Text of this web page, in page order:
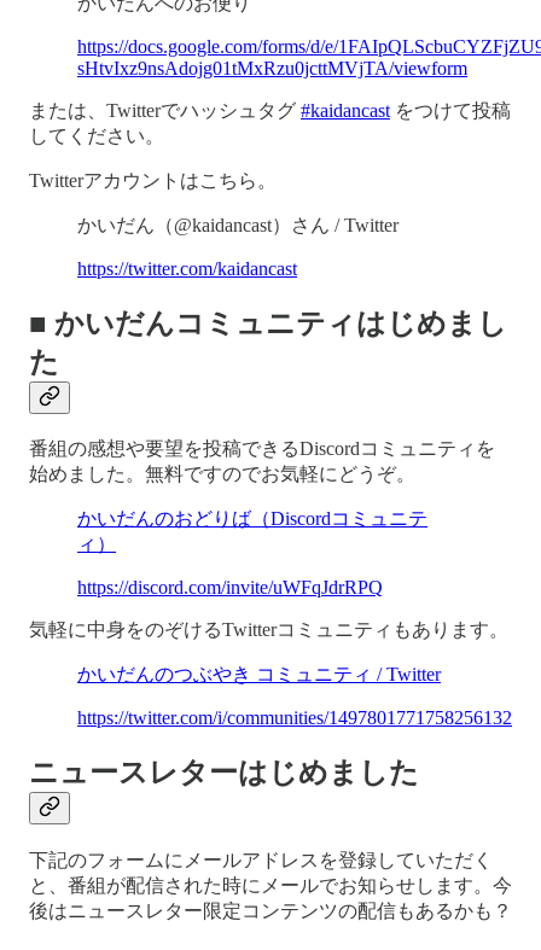
https://docs.google.com/forms/d/e/
sHtvIxz9nsAdojg01tMxRzu0jcttMVjTA/viewform
または、Twitterでハッシュタグ #kaidancast をつけて投稿
してください。
Twitterアカウントはこちら。
かいだん（@kaidancast）さん / Twitter
https://twitter.com/kaidancast
■ かいだんコミュニティはじめまし
た
番組の感想や要望を投稿できるDiscordコミュニティを
始めました。無料ですのでお気軽にどうぞ。
かいだんのおどりば（Discordコミュニテ
ィ）
https://discord.com/invite/uWFqJdrRPQ
気軽に中身をのぞけるTwitterコミュニティもあります。
かいだんのつぶやき コミュニティ / Twitter
https://twitter.com/i/communities/1497801771758256132
ニュースレターはじめました
下記のフォームにメールアドレスを登録していただく
と、番組が配信された時にメールでお知らせします。今
後はニュースレター限定コンテンツの配信もあるかも？